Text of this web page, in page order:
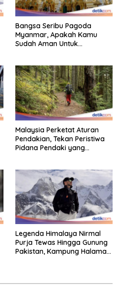
Bangsa Seribu Pagoda
Myanmar, Apakah Kamu
Sudah Aman Untuk
Malaysia Perketat Aturan
Pendakian, Tekan Peristiwa
Pidana Pendaki yang
Legenda Himalaya Nirmal
Purja Tewas Hingga Gunung
Pakistan, Kampung Halaman